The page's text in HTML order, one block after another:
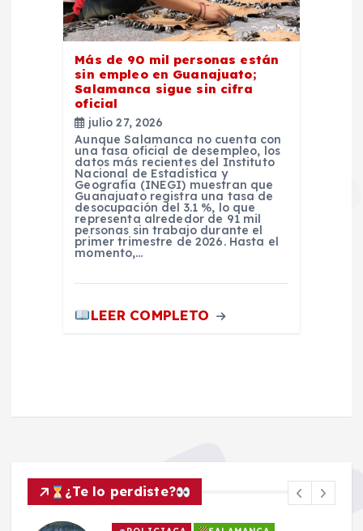
Más de 90 mil personas están
sin empleo en Guanajuato;
Salamanca sigue sin cifra
oficial
julio 27, 2026
Aunque Salamanca no cuenta con
una tasa oficial de desempleo, los
datos más recientes del Instituto
Nacional de Estadística y
Geografía (INEGI) muestran que
Guanajuato registra una tasa de
desocupación del 3.1 %, lo que
representa alrededor de 91 mil
personas sin trabajo durante el
primer trimestre de 2026. Hasta el
momento,…
LEER COMPLETO
¿Te lo perdiste?